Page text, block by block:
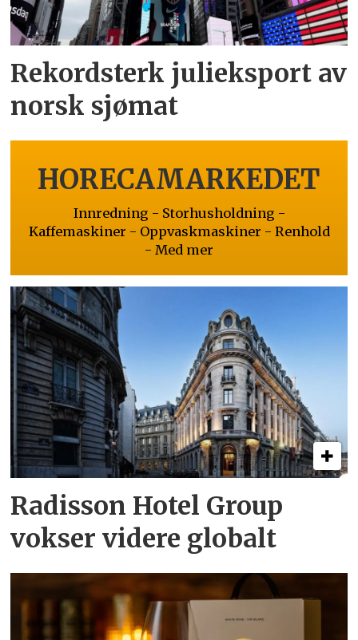
Rekordsterk julieksport av
norsk sjømat
HORECAMARKEDET
Innredning - Storhusholdning -
Kaffemaskiner - Oppvaskmaskiner - Renhold
- Med mer
Radisson Hotel Group
vokser videre globalt